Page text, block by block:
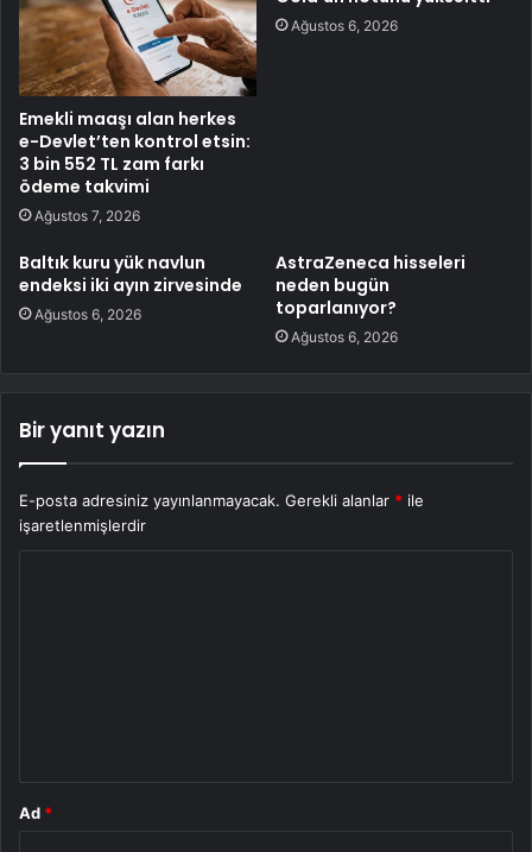
Emekli maaşı alan herkes
e-Devlet’ten kontrol etsin:
3 bin 552 TL zam farkı
ödeme takvimi
Ağustos 7, 2026
Ağustos 6, 2026
Baltık kuru yük navlun
endeksi iki ayın zirvesinde
Ağustos 6, 2026
AstraZeneca hisseleri
neden bugün
toparlanıyor?
Ağustos 6, 2026
Bir yanıt yazın
E-posta adresiniz yayınlanmayacak. Gerekli alanlar * ile
işaretlenmişlerdir
Ad *